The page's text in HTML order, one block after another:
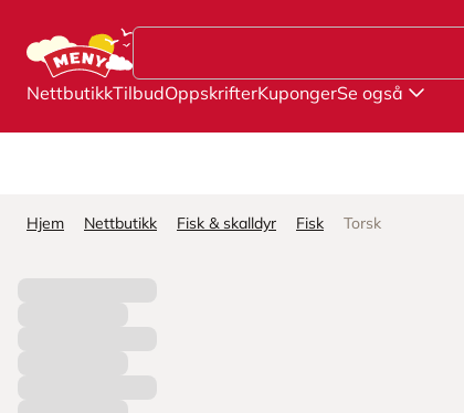
NettbutikkTilbudOppskrifterKupongerSe også
Hjem Nettbutikk Fisk & skalldyr Fisk Torsk